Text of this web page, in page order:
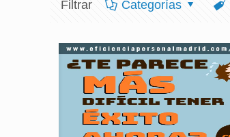
Filtrar Categorías